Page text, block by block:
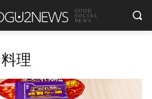
GOOD
SOCIAL
NEWS
理